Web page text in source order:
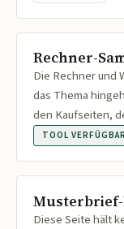
Rechner-
Die Rechner und
das Thema
den Kaufseiten,
TOOL VERFÜGBAR
Diese Seite hält